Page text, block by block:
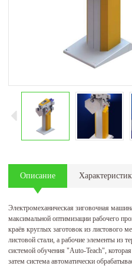
Описание
Электромеханическая зиговочная
максимальной оптимизации рабочего
краёв круглых заготовок из листового
листовой стали, а рабочие элементы из
системой обучения "Auto-Teach",
затем система автоматически